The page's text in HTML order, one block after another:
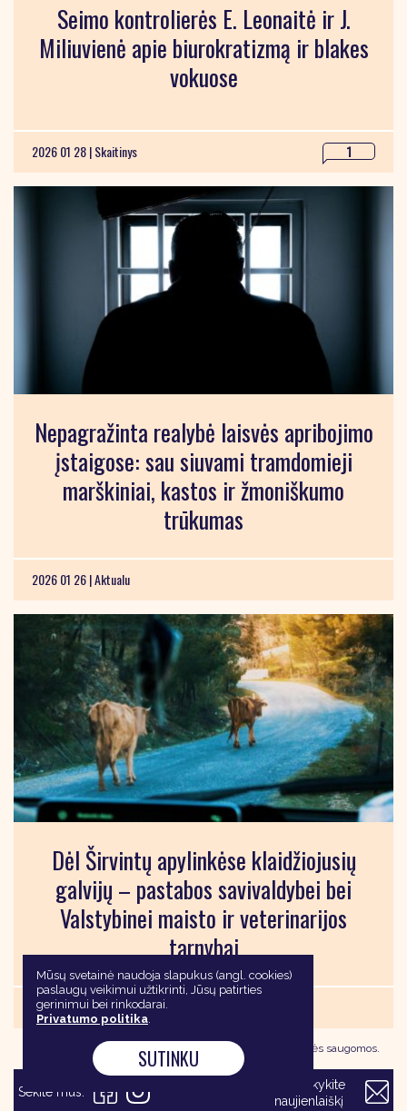
Seimo kontrolierės E. Leonaitė ir J.
Miliuvienė apie biurokratizmą ir blakes
vokuose
2026 01 28 |Skaitinys 1
Nepagražinta realybė laisvės apribojimo
įstaigose: sau siuvami tramdomieji
marškiniai, kastos ir žmoniškumo
trūkumas
2026 01 26 |Aktualu
Dėl Širvintų apylinkėse klaidžiojusių
galvijų – pastabos savivaldybei bei
Valstybinei maisto ir veterinarijos
tarnybai
2025 12 04 | Aktualu
2013 - 2026 Lietuvos žmogaus teisių centras. teisės saugomos.
Sekite mus:
Užsisakykite
naujienlaiškį
Mūsų svetainė naudoja slapukus (angl. cookies)
paslaugų veikimui užtikrinti, Jūsų patirties
gerinimui bei rinkodarai.
Privatumo politika.
SUTINKU